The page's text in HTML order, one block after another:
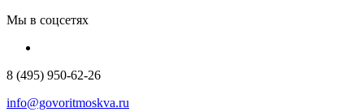
Мы в соцсетях
8 (495) 950-62-26
info@govoritmoskva.ru